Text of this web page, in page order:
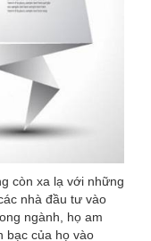
còn xa lạ với những
nhà đầu tư vào
ngành, họ am
bạc của họ vào